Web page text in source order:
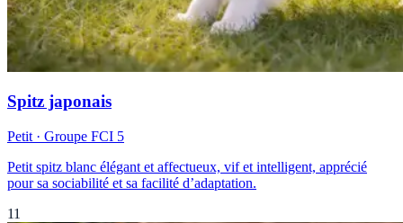
Spitz japonais
Petit · Groupe FCI 5
Petit spitz blanc élégant et affectueux, vif et intelligent, apprécié
pour sa sociabilité et sa facilité d’adaptation.
11